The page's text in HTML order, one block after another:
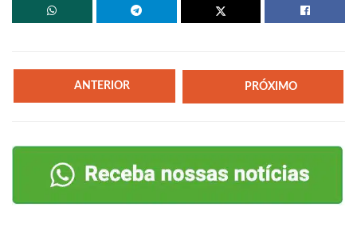
ANTERIOR PRÓXIMO